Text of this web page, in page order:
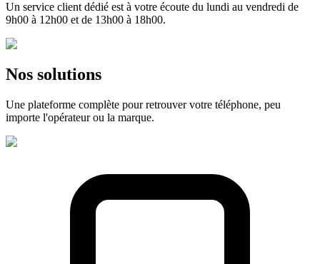
Un service client dédié est à votre écoute du lundi au vendredi de
9h00 à 12h00 et de 13h00 à 18h00.
Nos solutions
Une plateforme complète pour retrouver votre téléphone, peu
importe l'opérateur ou la marque.